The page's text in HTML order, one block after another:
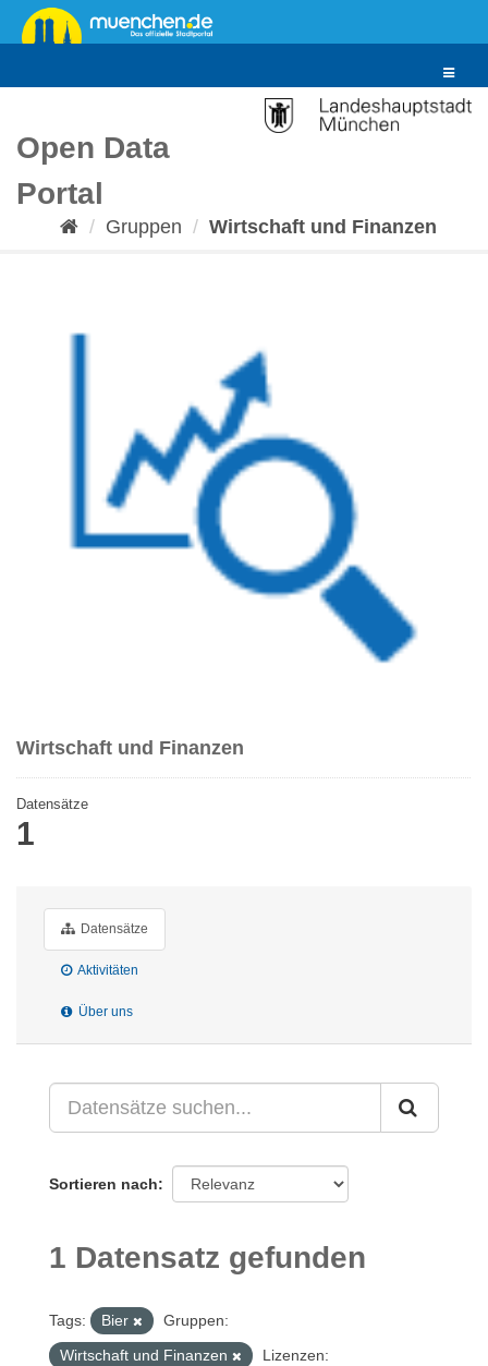
Überspringen
zum
Toggle
Open Data
Portal
Gruppen Wirtschaft und Finanzen
Wirtschaft und Finanzen
Datensätze
1
Datensätze
Aktivitäten
Über uns
Sortieren nach
1 Datensatz gefunden
Tags: Bier
Gruppen:
Wirtschaft und Finanzen
Lizenzen: